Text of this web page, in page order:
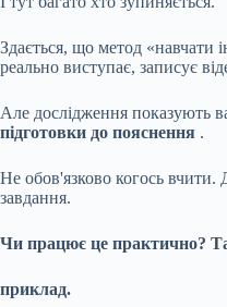
Здається, що метод
реально виступає, записує
Але дослідження показують
підготовки до пояснення .
Не обов'язково когось вчити.
завдання.
Чи працює це практично?
приклад.